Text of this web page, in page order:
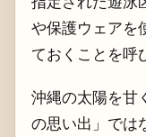
や保護ウェアを
ておくことを呼
沖縄の太陽を甘
の思い出」では